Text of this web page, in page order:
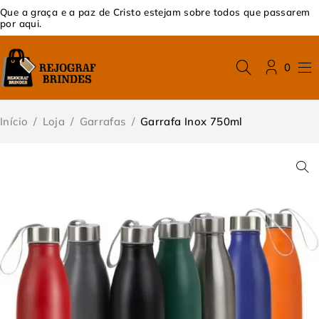
Que a graça e a paz de Cristo estejam sobre todos que passarem
por aqui.
0
Início / Loja / Garrafas / Garrafa Inox 750ml